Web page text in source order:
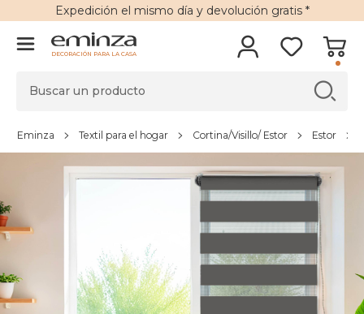
Expedición el mismo día y devolución gratis*
DECORACIÓN PARA LA CASA
Eminza Textil para el hogar Cortina/Visillo/ Estor Estor